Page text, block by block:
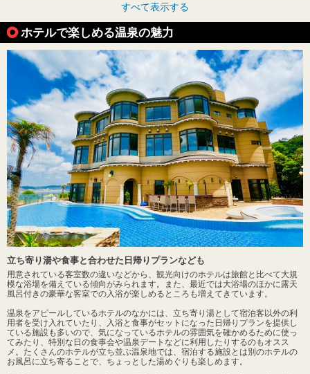
すべて表示する
ホテルで楽しめる温泉の魅力
立ち寄り湯や食事と合わせた日帰りプランなども
用意されている客室数の違いなどから、観光向けのホテルは旅館と比べて大規
模な浴場を備えている傾向がみられます。また、最近では大浴場のほかに露天
風呂付きの豪華な客室での入浴が楽しめるところも増えてきています。
温泉をアピールしているホテルのなかには、立ち寄り湯として宿泊客以外の利
用者を受け入れていたり、入浴と食事がセットになった日帰りプランを提供し
ている施設も多いので、気になっているホテルの雰囲気を確かめるために使っ
てみたり、特別な日の食事会や温泉デートなどに利用したりするのもオスス
メ。たくさんのホテルが立ち並ぶ温泉地では、宿泊する施設とは別のホテルの
お風呂に立ち寄ることで、ちょっとした湯めぐりも楽しめます。